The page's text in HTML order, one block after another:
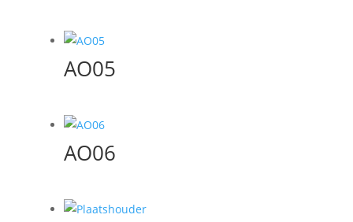
AO05
AO06